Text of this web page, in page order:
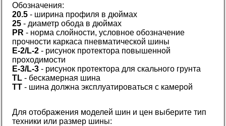
Обозначения:
20.5- ширина профиля в дюймах
25- диаметр обода в дюймах
PR - норма слойности, условное обозначение
прочности каркаса пневматической шины
E-2/L-2- рисунок протектора повышенной
проходимости
E-3/L-3- рисунок протектора для скального грунта
TL- бескамерная шина
TT- шина должна эксплуатироваться с камерой
Для отображения моделей шин и цен выберите тип
техники или размер шины: